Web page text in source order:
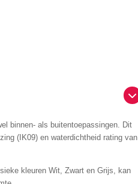
binnen- als buitentoepassingen. Dit
(IK09) en waterdichtheid rating van
kleuren Wit, Zwart en Grijs, kan